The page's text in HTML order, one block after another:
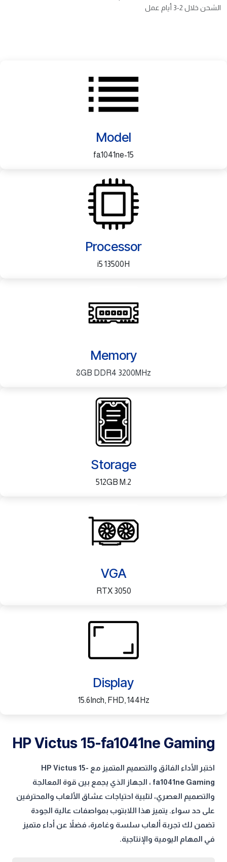
الشحن خلال 2-3 أيام عمل
Model
15-fa1041ne
Processor
i5 13500H
Memory
8GB DDR4 3200MHz
Storage
512GB M.2
VGA
RTX 3050
Display
15.6Inch, FHD, 144Hz
HP Victus 15-fa1041ne Gaming
اختبر الأداء الفائق والتصميم المتميز مع HP Victus 15-
fa1041ne Gaming ، الجهاز الذي يجمع بين قوة المعالجة
والتصميم العصري، لتلبية احتياجات عشاق الألعاب والمحترفين
على حد سواء. يتميز هذا اللابتوب بمواصفات عالية الجودة
تضمن لك تجربة ألعاب سلسة وغامرة، فضلاً عن أداء متميز
في المهام اليومية والإنتاجية.